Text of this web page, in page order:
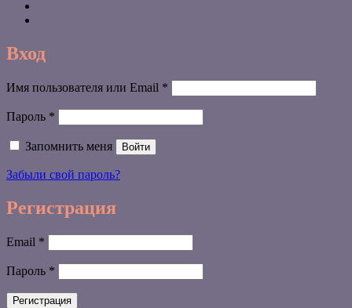
Вход
Имя пользователя или Email *
Пароль *
Запомнить меня Войти
Забыли свой пароль?
Регистрация
Email *
Пароль *
Регистрация